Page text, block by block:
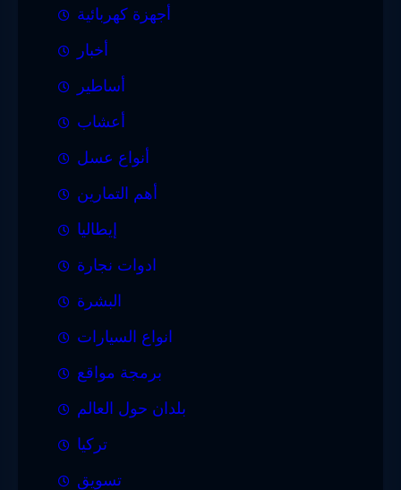
أجهزة كهربائية
أخبار
أساطير
أعشاب
أنواع عسل
أهم التمارين
إيطاليا
ادوات نجارة
البشرة
انواع السيارات
برمجة مواقع
بلدان حول العالم
تركيا
تسويق